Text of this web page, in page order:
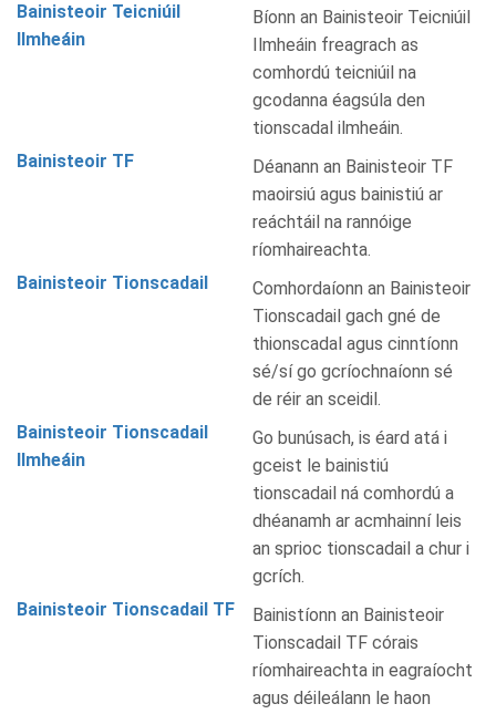
Bainisteoir Teicniúil
Ilmheáin
Bíonn an Bainisteoir Teicniúil
Ilmheáin freagrach as
comhordú teicniúil na
gcodanna éagsúla den
tionscadal ilmheáin.
Bainisteoir TF
Déanann an Bainisteoir TF
maoirsiú agus bainistiú ar
reáchtáil na rannóige
ríomhaireachta.
Bainisteoir Tionscadail
Comhordaíonn an Bainisteoir
Tionscadail gach gné de
thionscadal agus cinntíonn
sé/sí go gcríochnaíonn sé
de réir an sceidil.
Bainisteoir Tionscadail
Ilmheáin
Go bunúsach, is éard atá i
gceist le bainistiú
tionscadail ná comhordú a
dhéanamh ar acmhainní leis
an sprioc tionscadail a chur i
gcrích.
Bainisteoir Tionscadail TF
Bainistíonn an Bainisteoir
Tionscadail TF córais
ríomhaireachta in eagraíocht
agus déileálann le haon